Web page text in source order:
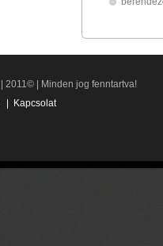
| 2011© | Minden jog fenntartva!
Kapcsolat